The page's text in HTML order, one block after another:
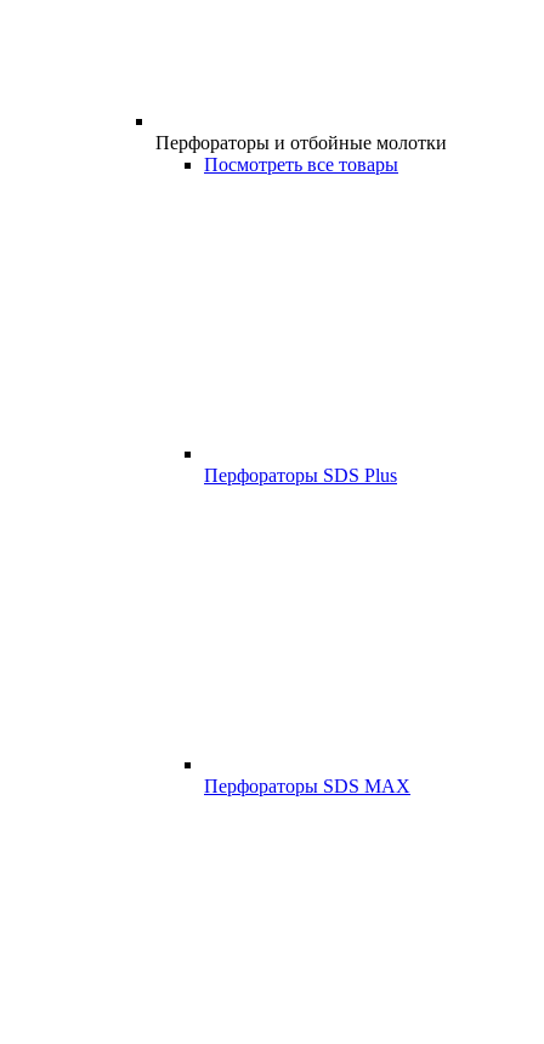
Перфораторы и отбойные молотки
Посмотреть все товары
Перфораторы SDS Plus
Перфораторы SDS MAX